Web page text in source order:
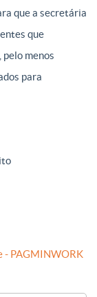
que a secretária
que
pelo menos
para
- PAGMINWORK